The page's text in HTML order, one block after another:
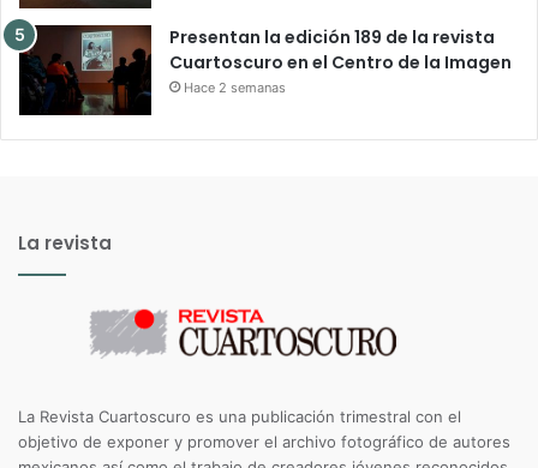
Presentan la edición 189 de la revista
Cuartoscuro en el Centro de la Imagen
Hace 2 semanas
La revista
La Revista Cuartoscuro es una publicación trimestral con el
objetivo de exponer y promover el archivo fotográfico de autores